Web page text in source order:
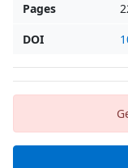
Pages
DOI